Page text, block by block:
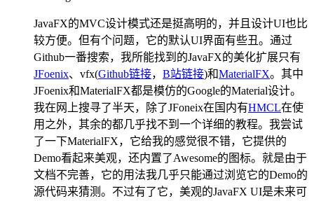
JavaFX的MVC设计模式还是挺高明的，并且设计UI也比
较方便。但有个问题，它的默认UI界面有些丑。通过
Github一番搜索，我所能找到的JavaFX的美化扩展只有
JFoenix、vfx(Github链接， B站链接)和MaterialFX。其中
JFoenix和MaterialFX都是模仿的Google的Material设计。
我在网上搜寻了半天，除了JFoneix在国内有HMCL在使
用之外，其余的都几乎找不到一个详细的教程。我尝试
了一下MaterialFX，它给我的感觉很不错，它提供的
Demo看起来美观，还内置了Awesome的图标。就是由于
文档不完善，它的用法我几乎只能通过浏览它的Demo的
源代码来猜测。不过有了它，美观的JavaFX UI是未来可